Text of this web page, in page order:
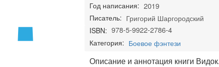
Год написания: 2019
Писатель: Григорий Шаргородский
ISBN: 978-5-9922-2786-4
Категория: Боевое фэнтези
Описание и аннотация книги